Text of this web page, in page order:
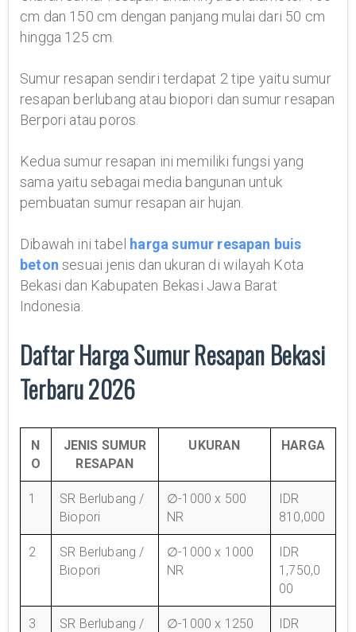
cm dan 150 cm dengan panjang mulai dari 50 cm
hingga 125 cm.
Sumur resapan sendiri terdapat 2 tipe yaitu sumur
resapan berlubang atau biopori dan sumur resapan
Berpori atau poros.
Kedua sumur resapan ini memiliki fungsi yang
sama yaitu sebagai media bangunan untuk
pembuatan sumur resapan air hujan.
Dibawah ini tabel harga sumur resapan buis
beton sesuai jenis dan ukuran di wilayah Kota
Bekasi dan Kabupaten Bekasi Jawa Barat
Indonesia.
Daftar Harga Sumur Resapan Bekasi
Terbaru 2026
N
O
JENIS SUMUR
RESAPAN
UKURAN HARGA
1
SR Berlubang /
Biopori
∅-1000 x 500
NR
IDR
810,000
2
SR Berlubang /
Biopori
∅-1000 x 1000
NR
IDR
1,750,0
00
3
SR Berlubang /
∅-1000 x 1250
IDR